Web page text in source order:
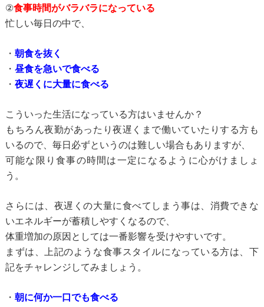
②食事時間がバラバラになっている
忙しい毎日の中で、
・ 朝食を抜く
・ 昼食を急いで食べる
・ 夜遅くに大量に食べる
こういった生活になっている方はいませんか？
もちろん夜勤があったり夜遅くまで働いていたりする方も
いるので、 毎日必ずというのは難しい場合もありますが、
可能な限り食事の時間は一定になるように心がけましょ
う。
さらには、夜遅くの大量に食べてしまう事は、消費できな
いエネルギーが蓄積しやすくなるので、
体重増加の原因としては一番影響を受けやすいです。
まずは、上記のような食事スタイルになっている方は、下
記をチャレンジしてみましょう。
・ 朝に何か一口でも食べる